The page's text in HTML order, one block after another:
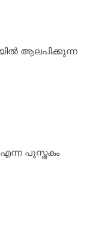
ആലപിക്കുന്ന
എന്ന പുസ്തകം